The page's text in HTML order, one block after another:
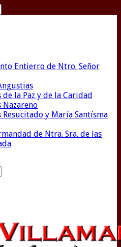
Entierro de Ntro. Señor
de la Paz y de la Caridad
Nazareno
Resucitado y María Santísma
de Ntra. Sra. de las